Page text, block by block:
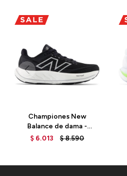
Championes New
Balance de dama -
VONGO - WVNGOLK6 -
$ 6.013 $8.590